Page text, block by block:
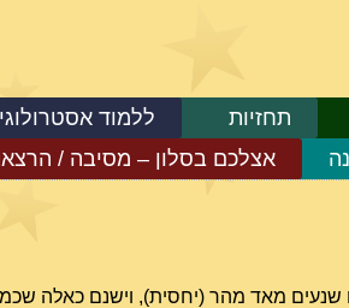
תחזיות ללמוד
אצלכם בסלון – מסיבה /
שנעים מאד מהר (יחסית), וישנם כאלה